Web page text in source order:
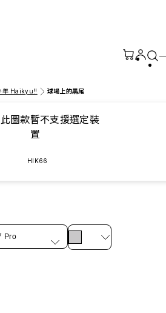
年 Haikyu!! 球場上的黒尾
圖款暫不支援選定裝
置
HIK66
Pro